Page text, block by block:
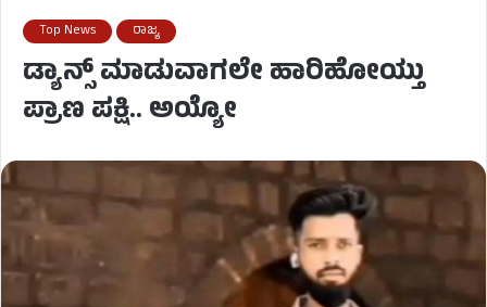
Top News ರಾಜ್ಯ
ಡ್ಯಾನ್ಸ್ ಮಾಡುವಾಗಲೇ ಹಾರಿಹೋಯ್ತು
ಪ್ರಾಣ ಪಕ್ಷಿ.. ಅಯ್ಯೋ